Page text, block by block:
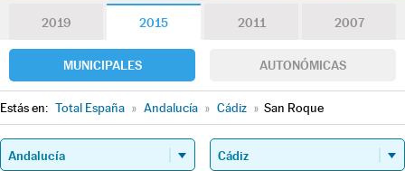
2019 2015 2011 2007
MUNICIPALES AUTONÓMICAS
Estás en: Total España » Andalucía » Cádiz » San Roque